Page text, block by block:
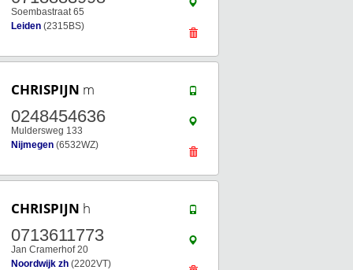
Soembastraat 65
Leiden (2315BS)
CHRISPIJN m
0248454636
Muldersweg 133
Nijmegen (6532WZ)
CHRISPIJN h
0713611773
Jan Cramerhof 20
Noordwijk zh (2202VT)